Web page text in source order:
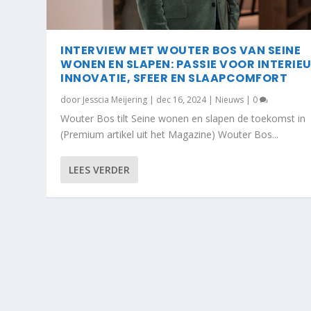
INTERVIEW MET WOUTER BOS VAN SEINE
WONEN EN SLAPEN: PASSIE VOOR
INNOVATIE, SFEER EN SLAAPCOMFORT
door Jesscia Meijering | dec 16, 2024| Nieuws | 0
Wouter Bos tilt Seine wonen en slapen de toekomst in
(Premium artikel uit het Magazine) Wouter Bos...
LEES VERDER